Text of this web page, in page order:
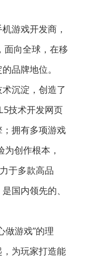
游戏开发商，
面向全球，在移
品牌地位。
沉淀，创造了
技术开发网页
拥有多项游戏
创作根本，
于多款高品
国内领先的、
做游戏”的理
为玩家打造能